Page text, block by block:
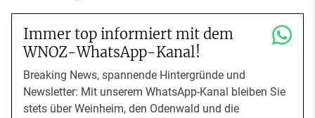
Immer top informiert mit dem
WNOZ-WhatsApp-Kanal!
Breaking News, spannende Hintergründe und
Newsletter: Mit unserem WhatsApp-Kanal bleiben Sie
stets über Weinheim, den Odenwald und die